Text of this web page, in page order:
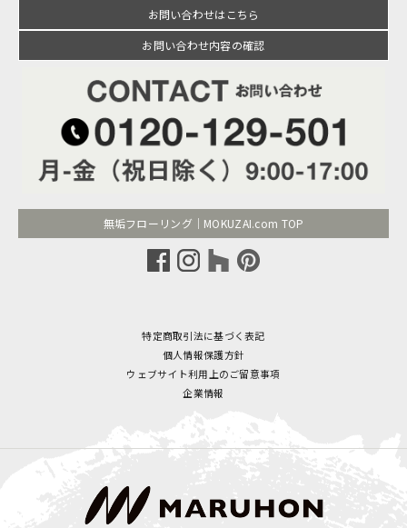
お問い合わせはこちら
お問い合わせ内容の確認
無垢フローリング｜MOKUZAI.com TOP
特定商取引法に基づく表記
個人情報保護方針
ウェブサイト利用上のご留意事項
企業情報